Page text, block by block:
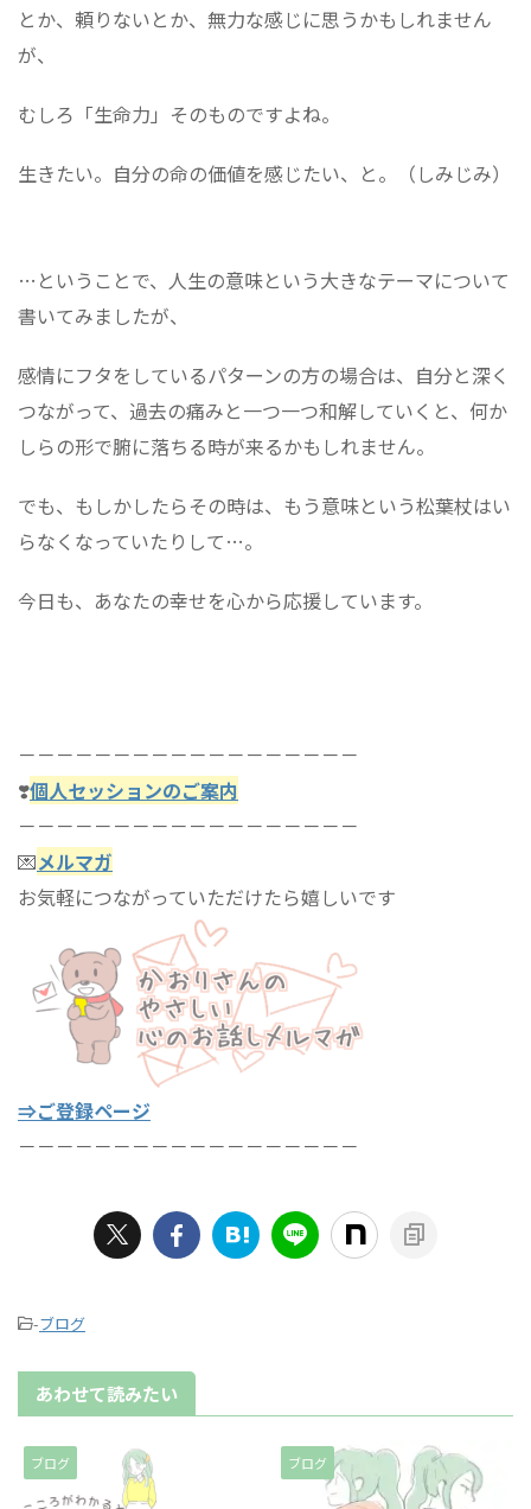
とか、頼りないとか、無力な感じに思うかもしれません
が、
むしろ「生命力」そのものですよね。
生きたい。自分の命の価値を感じたい、と。（しみじみ）
…ということで、人生の意味という大きなテーマについて
書いてみましたが、
感情にフタをしているパターンの方の場合は、自分と深く
つながって、過去の痛みと一つ一つ和解していくと、何か
しらの形で腑に落ちる時が来るかもしれません。
でも、もしかしたらその時は、もう意味という松葉杖はい
らなくなっていたりして…。
今日も、あなたの幸せを心から応援しています。
－－－－－－－－－－－－－－－－－－
❣️個人セッションのご案内
－－－－－－－－－－－－－－－－－－
💌メルマガ
お気軽につながっていただけたら嬉しいです
⇒ご登録ページ
－－－－－－－－－－－－－－－－－－
-ブログ
あわせて読みたい
ブログ ブログ